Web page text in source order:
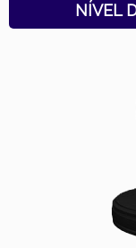
NÍVEL